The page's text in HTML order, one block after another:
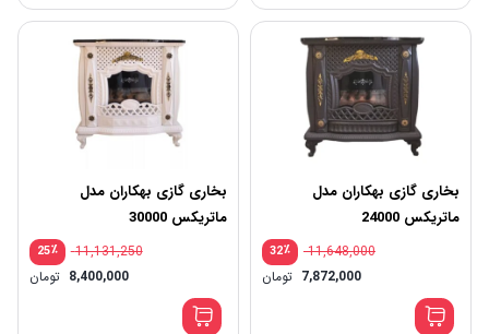
بخاری گازی بهکاران مدل
ماتریکس 24000
٪32
11,648,000
7,872,000 تومان
بخاری گازی بهکاران مدل
ماتریکس 30000
٪25
11,131,250
8,400,000 تومان